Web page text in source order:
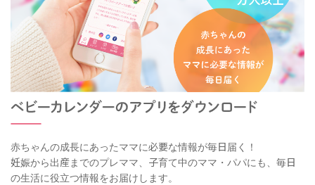
赤ちゃんの成長にあったママに必要な情報が毎日届く！
妊娠から出産までのプレママ、子育て中のママ・パパにも、毎日
の生活に役立つ情報をお届けします。